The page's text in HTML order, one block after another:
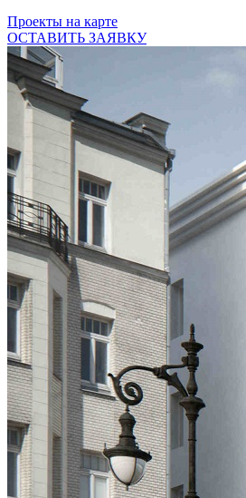
Проекты на карте
ОСТАВИТЬ ЗАЯВКУ